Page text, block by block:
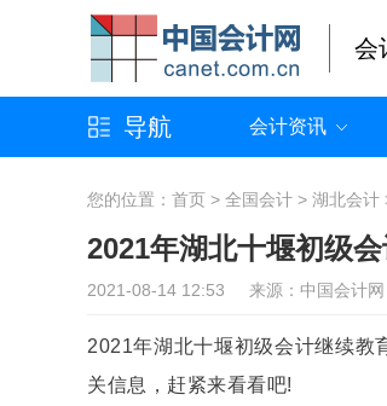
会
导航 会计资讯
您的位置： 首页 > 全国会计 > 湖北会计
2021年湖北十堰初级
2021-08-14 12:53 来源：中国会计
2021年湖北十堰初级会计继续教
关信息，赶紧来看看吧!